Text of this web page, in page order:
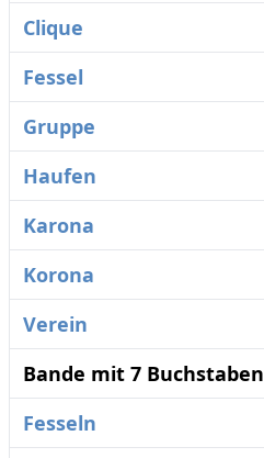
Clique
Fessel
Gruppe
Haufen
Karona
Korona
Verein
Bande mit 7 Buchstaben
Fesseln